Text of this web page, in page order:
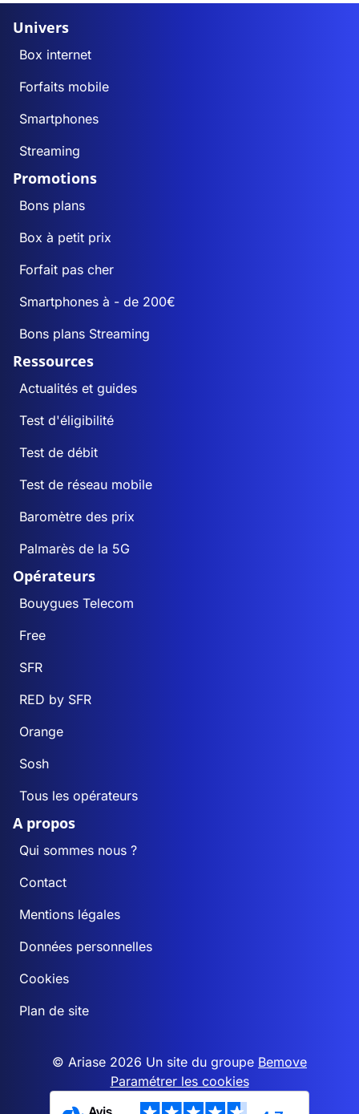
Univers
Box internet
Forfaits mobile
Smartphones
Streaming
Promotions
Bons plans
Box à petit prix
Forfait pas cher
Smartphones à - de 200€
Bons plans Streaming
Ressources
Actualités et guides
Test d'éligibilité
Test de débit
Test de réseau mobile
Baromètre des prix
Palmarès de la 5G
Opérateurs
Bouygues Telecom
Free
SFR
RED by SFR
Orange
Sosh
Tous les opérateurs
A propos
Qui sommes nous ?
Contact
Mentions légales
Données personnelles
Cookies
Plan de site
© Ariase 2026 Un site du groupe Bemove
Paramétrer les cookies